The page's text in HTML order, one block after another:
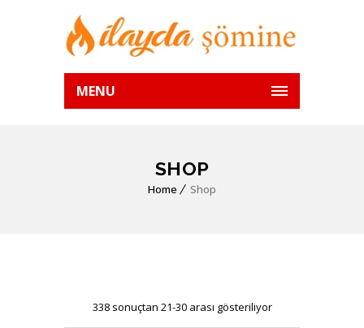
MENU
SHOP
Home Shop
338 sonuçtan 21-30 arası gösteriliyor